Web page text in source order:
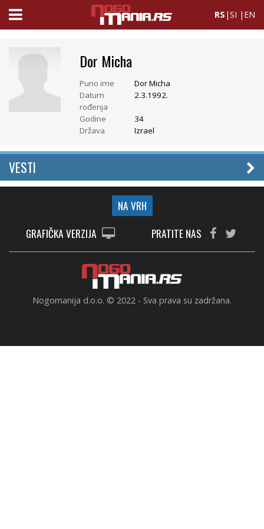
RS |SI | EN
Dor Micha
Puno ime
Dor Micha
Datum
rođenja
2.3.1992.
Godine
34
Država
Izrael
VESTI
NA VRH
GRAFIČKA VERZIJA
PRATITE NAS
Nogomanija d.o.o. © 2022 - Sva prava su zadržana.